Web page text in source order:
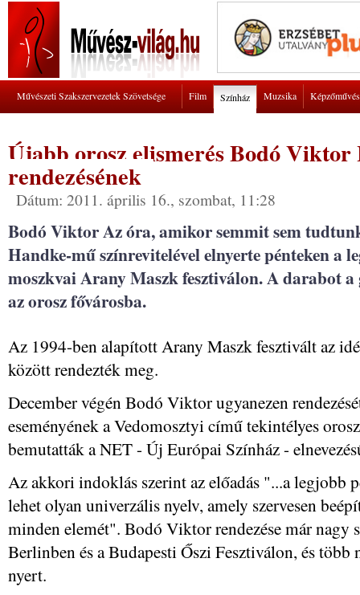
Művészeti Szakszervezetek Szövetsége Film Színház Muzsika
Újabb orosz elismerés Bodó Viktor
rendezésének
Dátum: 2011. április 16., szombat, 11:28
Bodó Viktor Az óra, amikor semmit sem
Handke-mű színrevitelével elnyerte pénteken a
moszkvai Arany Maszk fesztiválon. A darabot
az orosz fővárosba.
Az 1994-ben alapított Arany Maszk fesztivált az
között rendezték meg.
December végén Bodó Viktor ugyanezen
eseményének a Vedomosztyi című tekintélyes
bemutatták a NET - Új Európai Színház -
Az akkori indoklás szerint az előadás "...a legjobb
lehet olyan univerzális nyelv, amely szervesen
minden elemét". Bodó Viktor rendezése már nagy
Berlinben és a Budapesti Őszi Fesztiválon, és
nyert.